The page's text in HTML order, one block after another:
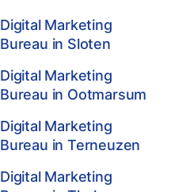
Digital Marketing
Bureau in Sloten
Digital Marketing
Bureau in Ootmarsum
Digital Marketing
Bureau in Terneuzen
Digital Marketing